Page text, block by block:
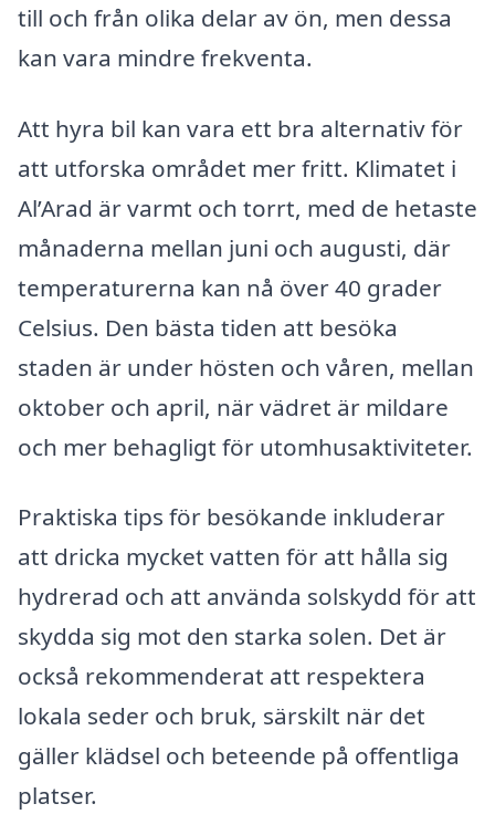
till och från olika delar av ön, men dessa
kan vara mindre frekventa.
Att hyra bil kan vara ett bra alternativ för
att utforska området mer fritt. Klimatet i
Al’Arad är varmt och torrt, med de hetaste
månaderna mellan juni och augusti, där
temperaturerna kan nå över 40 grader
Celsius. Den bästa tiden att besöka
staden är under hösten och våren, mellan
oktober och april, när vädret är mildare
och mer behagligt för utomhusaktiviteter.
Praktiska tips för besökande inkluderar
att dricka mycket vatten för att hålla sig
hydrerad och att använda solskydd för att
skydda sig mot den starka solen. Det är
också rekommenderat att respektera
lokala seder och bruk, särskilt när det
gäller klädsel och beteende på offentliga
platser.